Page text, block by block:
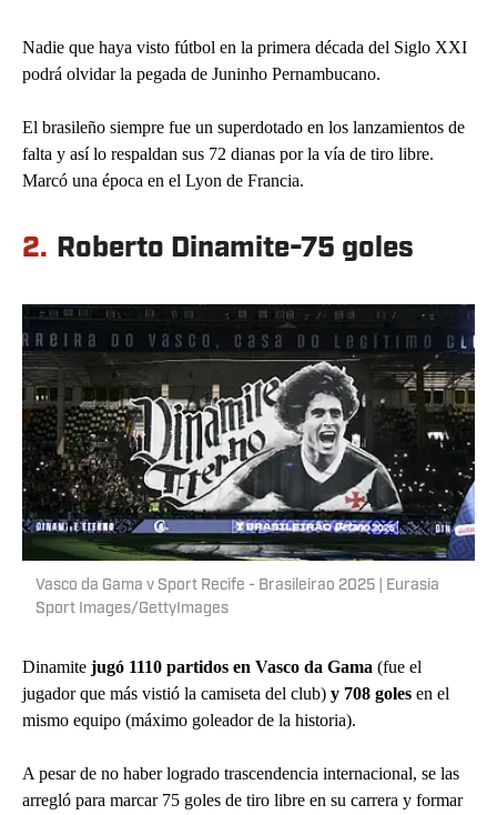
Nadie que haya visto fútbol en la primera década del Siglo XXI
podrá olvidar la pegada de Juninho Pernambucano.
El brasileño siempre fue un superdotado en los lanzamientos de
falta y así lo respaldan sus 72 dianas por la vía de tiro libre.
Marcó una época en el Lyon de Francia.
2. Roberto Dinamite-75 goles
Vasco da Gama v Sport Recife - Brasileirao 2025 | Eurasia
Sport Images/GettyImages
Dinamite jugó 1110 partidos en Vasco da Gama (fue el
jugador que más vistió la camiseta del club) y 708 goles en el
mismo equipo (máximo goleador de la historia).
A pesar de no haber logrado trascendencia internacional, se las
arregló para marcar 75 goles de tiro libre en su carrera y formar